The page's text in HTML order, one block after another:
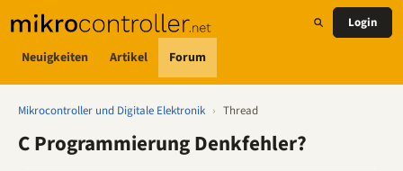
Neuigkeiten Artikel Forum
Login
Mikrocontroller und Digitale Elektronik › Thread
C Programmierung Denkfehler?